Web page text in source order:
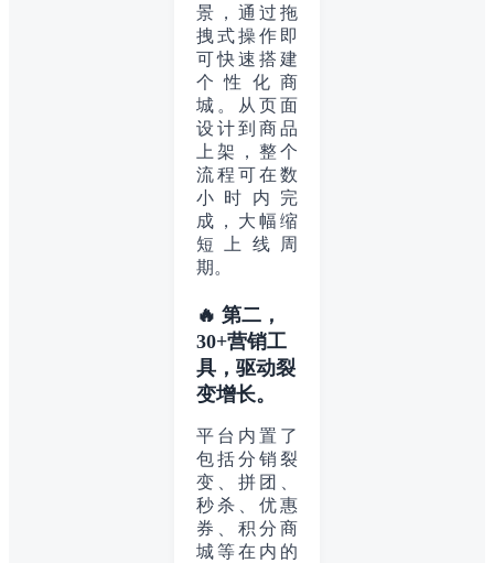
景，通过拖
拽式操作即
可快速搭建
个性化商
城。从页面
设计到商品
上架，整个
流程可在数
小时内完
成，大幅缩
短上线周
期。
🔥 第二，
30+营销工
具，驱动裂
变增长。
平台内置了
包括分销裂
变、拼团、
秒杀、优惠
券、积分商
城等在内的